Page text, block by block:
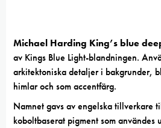
Michael Harding King’s blue
av Kings Blue Light-blandningen.
arkitektoniska detaljer i bakgrunder,
himlar och som accentfärg.
Namnet gavs av engelska tillverkare
koboltbaserat pigment som